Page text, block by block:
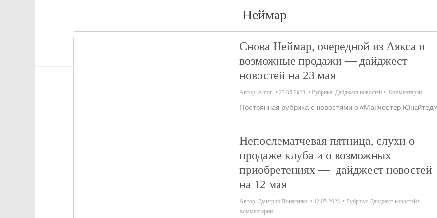
Неймар
Снова Неймар, очередной из Аякса и
возможные продажи — дайджест
новостей на 23 мая
Автор: Anton 23.05.2023 Рубрика: Дайджест новостей Комментарии
Постоянная рубрика с новостями о «Манчестер
Непослематчевая пятница, слухи о
продаже клуба и о возможных
приобретениях — дайджест новостей
на 12 мая
Автор: Дмитрий Понасенко 12.05.2023 Рубрика: Дайджест новостей
Комментарии